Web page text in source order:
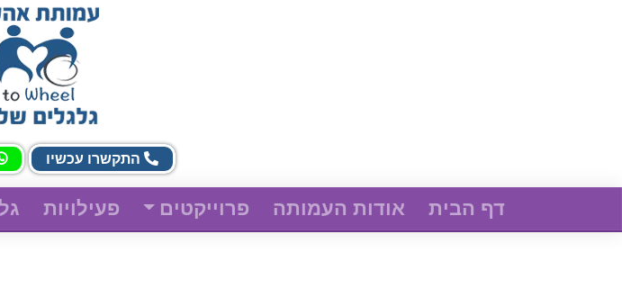
התקשרו עכשיו
דף הבית אודות העמותה פרוייקטים פעילויות